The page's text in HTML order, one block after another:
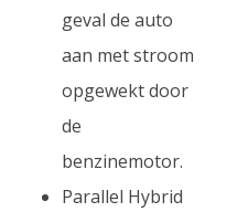
geval de auto
aan met stroom
opgewekt door
de
benzinemotor.
Parallel Hybrid